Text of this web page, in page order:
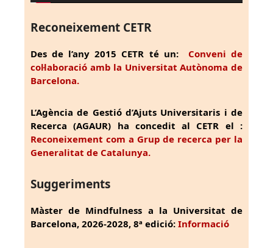
Reconeixement CETR
Des de l’any 2015 CETR té un: Conveni de
col·laboració amb la Universitat Autònoma de
Barcelona.
L’Agència de Gestió d’Ajuts Universitaris i de
Recerca (AGAUR) ha concedit al CETR el :
Reconeixement com a Grup de recerca per la
Generalitat de Catalunya.
Suggeriments
Màster de Mindfulness a la Universitat de
Barcelona, 2026-2028, 8ª edició: Informació